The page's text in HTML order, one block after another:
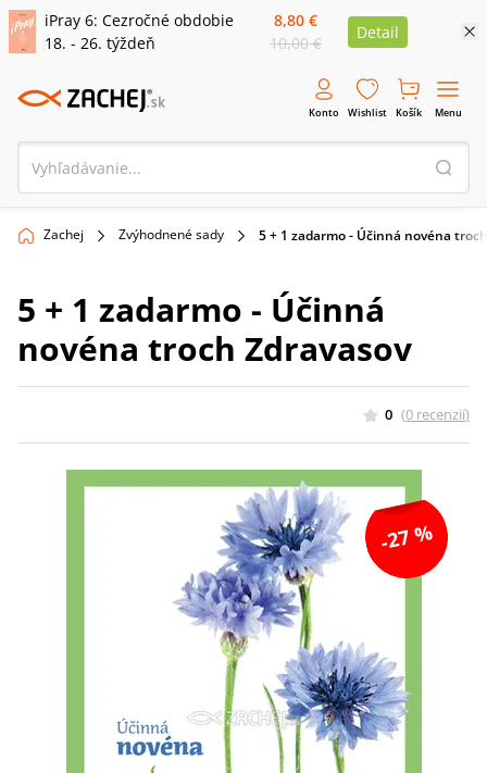
iPray 6: Cezročné obdobie
18. - 26. týždeň
8,80 €
10,00 €
Detail
Konto Wishlist Košík Menu
Zachej Zvýhodnené sady 5 + 1 zadarmo - Účinná novéna
5 + 1 zadarmo - Účinná
novéna troch Zdravasov
0 (0 recenzií)
-27 %